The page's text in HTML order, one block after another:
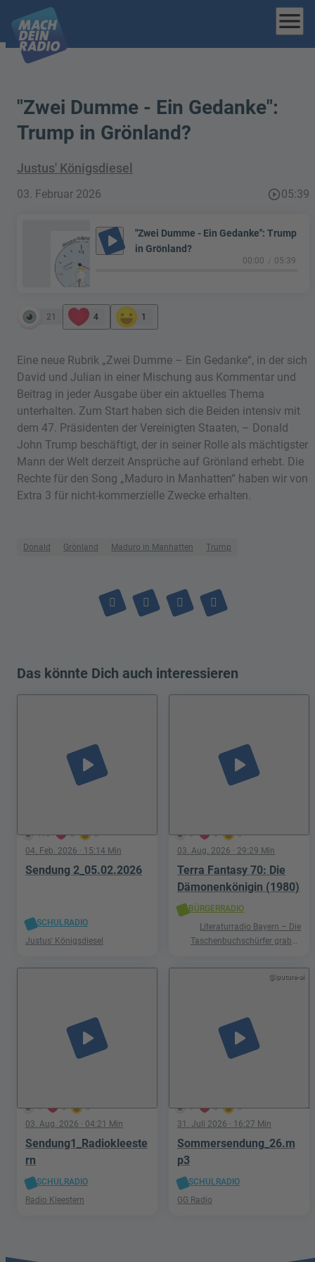
menu
"Zwei Dumme - Ein Gedanke":
Trump in Grönland?
Justus' Königsdiesel
03. Februar 2026 play_circle_outline05:39
play_arrow
"Zwei Dumme - Ein Gedanke": Trump
in Grönland?
00:00 05:39
21 4 1
Eine neue Rubrik „Zwei Dumme – Ein Gedanke“, in der sich
David und Julian in einer Mischung aus Kommentar und
Beitrag in jeder Ausgabe über ein aktuelles Thema
unterhalten. Zum Start haben sich die Beiden intensiv mit
dem 47. Präsidenten der Vereinigten Staaten, – Donald
John Trump beschäftigt, der in seiner Rolle als mächtigster
Mann der Welt derzeit Ansprüche auf Grönland erhebt. Die
Rechte für den Song „Maduro in Manhatten“ haben wir von
Extra 3 für nicht-kommerzielle Zwecke erhalten.
Donald Grönland Maduro in Manhatten Trump
Das könnte Dich auch interessieren
115 6 8
play_arrow
04. Feb. 2026 · 15:14 Min
Sendung 2_05.02.2026
SCHULRADIO
Justus' Königsdiesel
3 0 0
play_arrow
03. Aug. 2026 · 29:29 Min
Terra Fantasy 70: Die
Dämonenkönigin (1980)
BÜRGERRADIO
Literaturradio Bayern – Die
Taschenbuchschürfer graben
Phantastik
4 0 0
play_arrow
03. Aug. 2026 · 04:21 Min
Sendung1_Radiokleeste
rn
SCHULRADIO
Radio Kleestern
@iputure-ai
1 0 0
play_arrow
31. Juli 2026 · 16:27 Min
Sommersendung_26.m
p3
SCHULRADIO
GG Radio